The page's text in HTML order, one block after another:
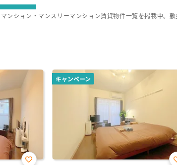
キャンペーン
ンション・マンスリーマンション賃貸物件一覧を掲載中。